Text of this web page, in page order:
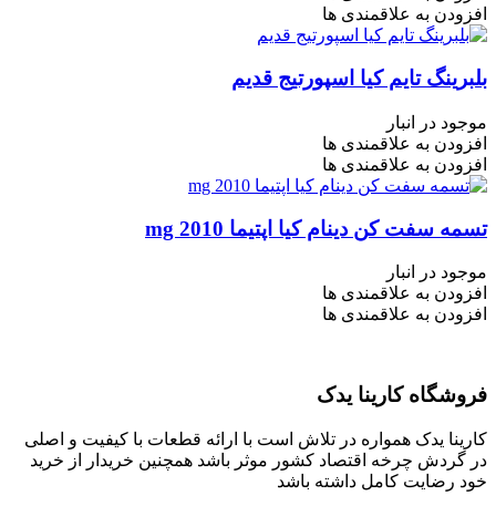
افزودن به علاقمندی ها
بلبرینگ تایم کیا اسپورتیج قدیم
موجود در انبار
افزودن به علاقمندی ها
افزودن به علاقمندی ها
تسمه سفت کن دینام کیا اپتیما mg 2010
موجود در انبار
افزودن به علاقمندی ها
افزودن به علاقمندی ها
فروشگاه کارینا یدک
کارینا یدک همواره در تلاش است با ارائه قطعات با کیفیت و اصلی
در گردش چرخه اقتصاد کشور موثر باشد همچنین خریدار از خرید
خود رضایت کامل داشته باشد